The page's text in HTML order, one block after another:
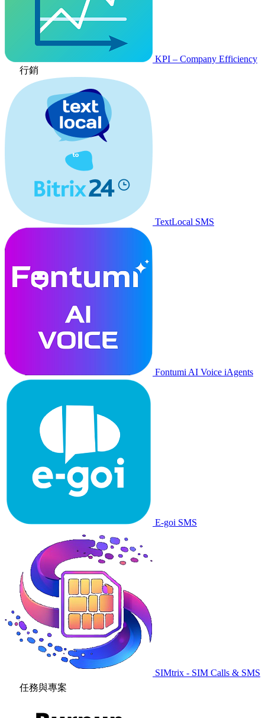
KPI – Company Efficiency
行銷
TextLocal SMS
Fontumi AI Voice iAgents
E-goi SMS
SIMtrix - SIM Calls & SMS
任務與專案